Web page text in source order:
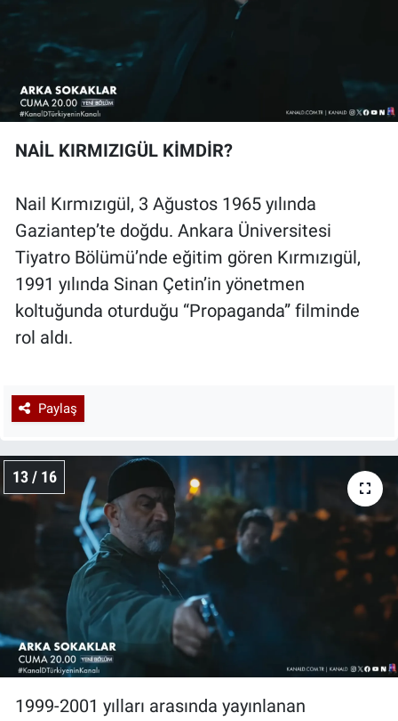
NAİL KIRMIZIGÜL KİMDİR?
Nail Kırmızıgül, 3 Ağustos 1965 yılında
Gaziantep’te doğdu. Ankara Üniversitesi
Tiyatro Bölümü’nde eğitim gören Kırmızıgül,
1991 yılında Sinan Çetin’in yönetmen
koltuğunda oturduğu “Propaganda” filminde
rol aldı.
Paylaş
13 / 16
1999-2001 yılları arasında yayınlanan